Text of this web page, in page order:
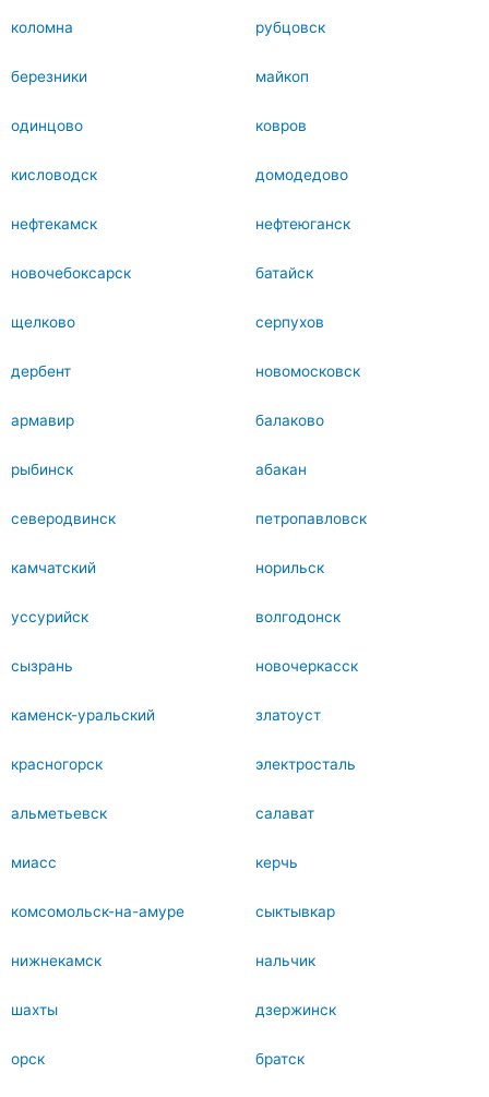
коломна рубцовск
березники майкоп
одинцово ковров
кисловодск домодедово
нефтекамск нефтеюганск
новочебоксарск батайск
щелково серпухов
дербент новомосковск
армавир балаково
рыбинск абакан
северодвинск петропавловск
камчатский норильск
уссурийск волгодонск
сызрань новочеркасск
каменск-уральский златоуст
красногорск электросталь
альметьевск салават
миасс керчь
комсомольск-на-амуре сыктывкар
нижнекамск нальчик
шахты дзержинск
орск братск